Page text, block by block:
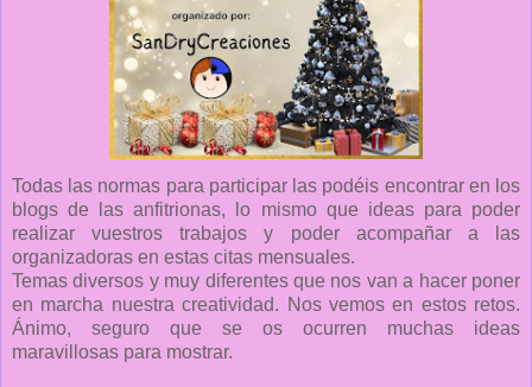
Todas las normas para participar las podéis encontrar en los
blogs de las anfitrionas, lo mismo que ideas para poder
realizar vuestros trabajos y poder acompañar a las
organizadoras en estas citas mensuales.
Temas diversos y muy diferentes que nos van a hacer poner
en marcha nuestra creatividad. Nos vemos en estos retos.
Ánimo, seguro que se os ocurren muchas ideas
maravillosas para mostrar.